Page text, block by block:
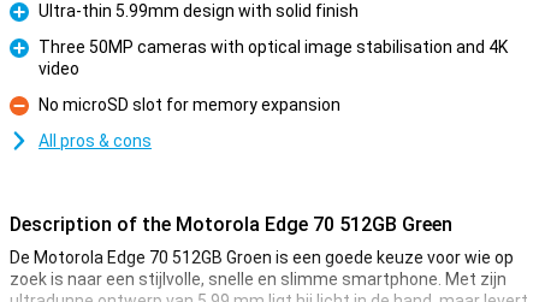
Pro
Ultra-thin 5.99mm design with solid finish
Three 50MP cameras with optical image stabilisation and 4K
video
Con
No microSD slot for memory expansion
All pros & cons
Description of the Motorola Edge 70 512GB Green
De Motorola Edge 70 512GB Groen is een goede keuze voor wie op
zoek is naar een stijlvolle, snelle en slimme smartphone. Met zijn